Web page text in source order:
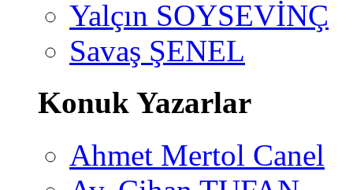
Yalçın SOYSEVİNÇ
Savaş ŞENEL
Konuk Yazarlar
Ahmet Mertol Canel